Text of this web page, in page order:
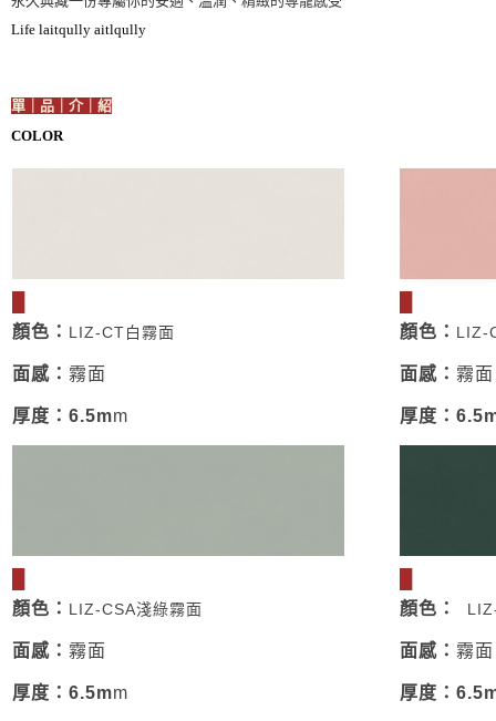
Life laitqully aitlqully
單｜品｜介｜紹
COLOR
顏色： LIZ-CT白霧面
面感 ： 霧面
厚度 ： 6.5mm
顏色 ： LIZ-
面感 ： 霧面
厚度 ：
顏色 ： LIZ-CSA淺綠霧面
面感 ： 霧面
厚度 ： 6.5mm
顏色 ：
面感 ： 霧面
厚度 ：